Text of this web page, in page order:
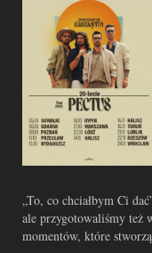
„To, co chciałbym Ci
ale przygotowaliśmy też
momentów, które